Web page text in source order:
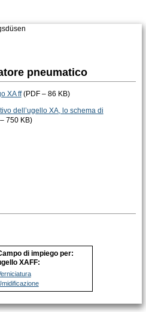
pneumatico
XA ff(PDF – 86 KB)
dell’ugello XA, lo schema di
750 KB)
di impiego per:
XAFF: